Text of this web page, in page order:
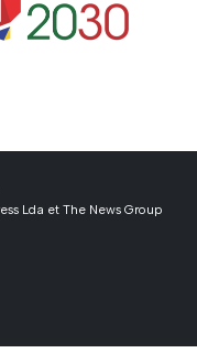
Lda et The News Group